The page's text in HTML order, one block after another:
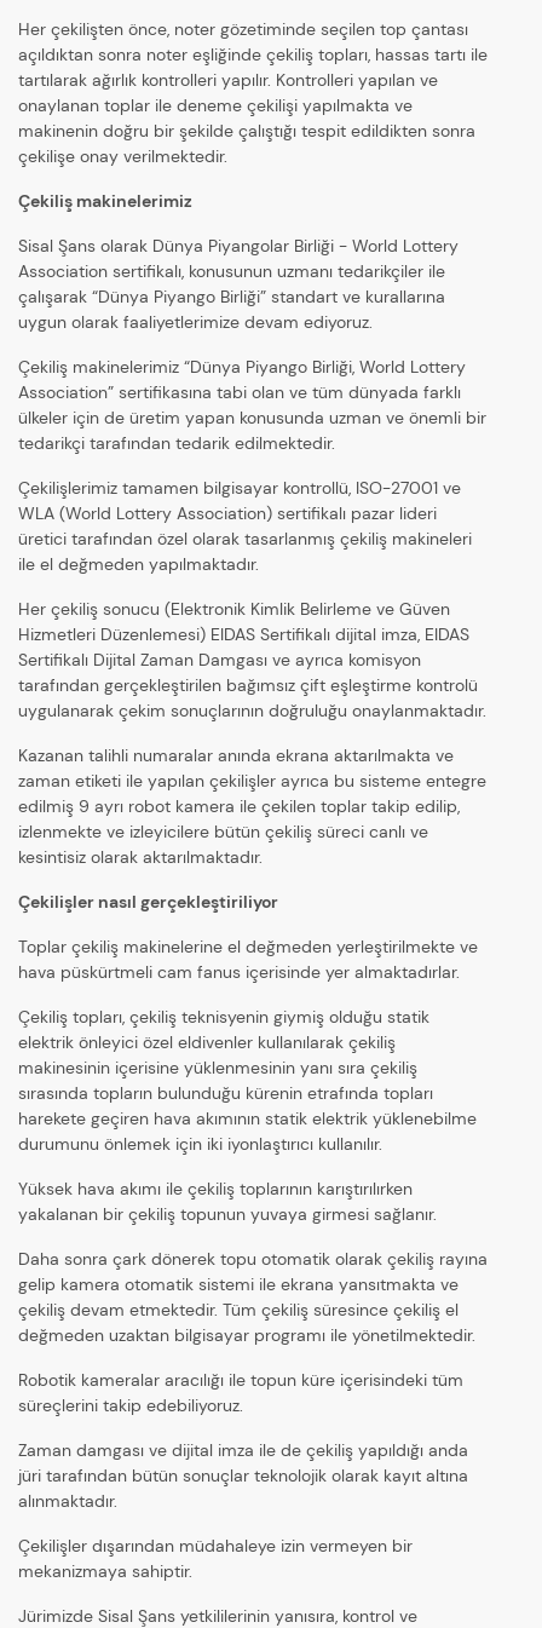
Her çekilişten önce, noter gözetiminde seçilen top çantası
açıldıktan sonra noter eşliğinde çekiliş topları, hassas tartı ile
tartılarak ağırlık kontrolleri yapılır. Kontrolleri yapılan ve
onaylanan toplar ile deneme çekilişi yapılmakta ve
makinenin doğru bir şekilde çalıştığı tespit edildikten sonra
çekilişe onay verilmektedir.
Çekiliş makinelerimiz
Sisal Şans olarak Dünya Piyangolar Birliği - World Lottery
Association sertifikalı, konusunun uzmanı tedarikçiler ile
çalışarak “Dünya Piyango Birliği” standart ve kurallarına
uygun olarak faaliyetlerimize devam ediyoruz.
Çekiliş makinelerimiz “Dünya Piyango Birliği, World Lottery
Association” sertifikasına tabi olan ve tüm dünyada farklı
ülkeler için de üretim yapan konusunda uzman ve önemli bir
tedarikçi tarafından tedarik edilmektedir.
Çekilişlerimiz tamamen bilgisayar kontrollü, ISO-27001 ve
WLA (World Lottery Association) sertifikalı pazar lideri
üretici tarafından özel olarak tasarlanmış çekiliş makineleri
ile el değmeden yapılmaktadır.
Her çekiliş sonucu (Elektronik Kimlik Belirleme ve Güven
Hizmetleri Düzenlemesi) EIDAS Sertifikalı dijital imza, EIDAS
Sertifikalı Dijital Zaman Damgası ve ayrıca komisyon
tarafından gerçekleştirilen bağımsız çift eşleştirme kontrolü
uygulanarak çekim sonuçlarının doğruluğu onaylanmaktadır.
Kazanan talihli numaralar anında ekrana aktarılmakta ve
zaman etiketi ile yapılan çekilişler ayrıca bu sisteme entegre
edilmiş 9 ayrı robot kamera ile çekilen toplar takip edilip,
izlenmekte ve izleyicilere bütün çekiliş süreci canlı ve
kesintisiz olarak aktarılmaktadır.
Çekilişler nasıl gerçekleştiriliyor
Toplar çekiliş makinelerine el değmeden yerleştirilmekte ve
hava püskürtmeli cam fanus içerisinde yer almaktadırlar.
Çekiliş topları, çekiliş teknisyenin giymiş olduğu statik
elektrik önleyici özel eldivenler kullanılarak çekiliş
makinesinin içerisine yüklenmesinin yanı sıra çekiliş
sırasında topların bulunduğu kürenin etrafında topları
harekete geçiren hava akımının statik elektrik yüklenebilme
durumunu önlemek için iki iyonlaştırıcı kullanılır.
Yüksek hava akımı ile çekiliş toplarının karıştırılırken
yakalanan bir çekiliş topunun yuvaya girmesi sağlanır.
Daha sonra çark dönerek topu otomatik olarak çekiliş rayına
gelip kamera otomatik sistemi ile ekrana yansıtmakta ve
çekiliş devam etmektedir. Tüm çekiliş süresince çekiliş el
değmeden uzaktan bilgisayar programı ile yönetilmektedir.
Robotik kameralar aracılığı ile topun küre içerisindeki tüm
süreçlerini takip edebiliyoruz.
Zaman damgası ve dijital imza ile de çekiliş yapıldığı anda
jüri tarafından bütün sonuçlar teknolojik olarak kayıt altına
alınmaktadır.
Çekilişler dışarından müdahaleye izin vermeyen bir
mekanizmaya sahiptir.
Jürimizde Sisal Şans yetkililerinin yanısıra, kontrol ve